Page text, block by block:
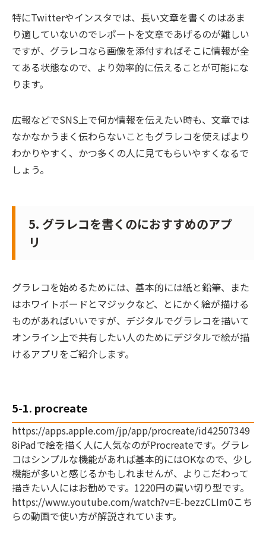
特にTwitterやインスタでは、長い文章を書くのはあま
り適していないのでレポートを文章であげるのが難しい
ですが、 グラレコなら画像を添付すればそこに情報が全
てある状態なので、より効率的に伝えることが可能にな
ります。
広報などでSNS上で何か情報を伝えたい時も、文章では
なかなかうまく伝わらないこともグラレコを使えばより
わかりやすく、かつ多くの人に見てもらいやすくなるで
しょう。
5. グラレコを書くのにおすすめのアプ
リ
グラレコを始めるためには、基本的には紙と鉛筆、また
はホワイトボードとマジックなど、とにかく絵が描ける
ものがあればいいですが、デジタルでグラレコを描いて
オンライン上で共有したい人のためにデジタルで絵が描
けるアプリをご紹介します。
5-1. procreate
https://apps.apple.com/jp/app/procreate/id42507349
8iPadで絵を描く人に人気なのがProcreateです。グラレ
コはシンプルな機能があれば基本的にはOKなので、少し
機能が多いと感じるかもしれませんが、よりこだわって
描きたい人にはお勧めです。1220円の買い切り型です。
https://www.youtube.com/watch?v=E-bezzCLIm0こち
らの動画で使い方が解説されています。